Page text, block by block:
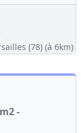
(78) (à 6km)
-